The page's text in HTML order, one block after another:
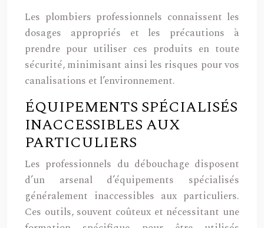
Les plombiers professionnels connaissent les
dosages appropriés et les précautions à
prendre pour utiliser ces produits en toute
sécurité, minimisant ainsi les risques pour vos
canalisations et l’environnement.
ÉQUIPEMENTS SPÉCIALISÉS
INACCESSIBLES AUX
PARTICULIERS
Les professionnels du débouchage disposent
d’un arsenal d’équipements spécialisés
généralement inaccessibles aux particuliers.
Ces outils, souvent coûteux et nécessitant une